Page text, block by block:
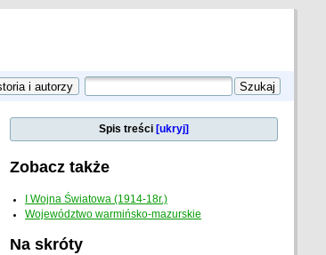
Spis treści [ukryj]
Zobacz także
I Wojna Światowa (1914-18r.)
Województwo warmińsko-mazurskie
Na skróty